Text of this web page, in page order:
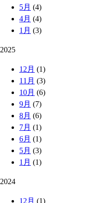
5月 (4)
4月 (4)
1月 (3)
2025
12月 (1)
11月 (3)
10月 (6)
9月 (7)
8月 (6)
7月 (1)
6月 (1)
5月 (3)
1月 (1)
2024
12月 (1)